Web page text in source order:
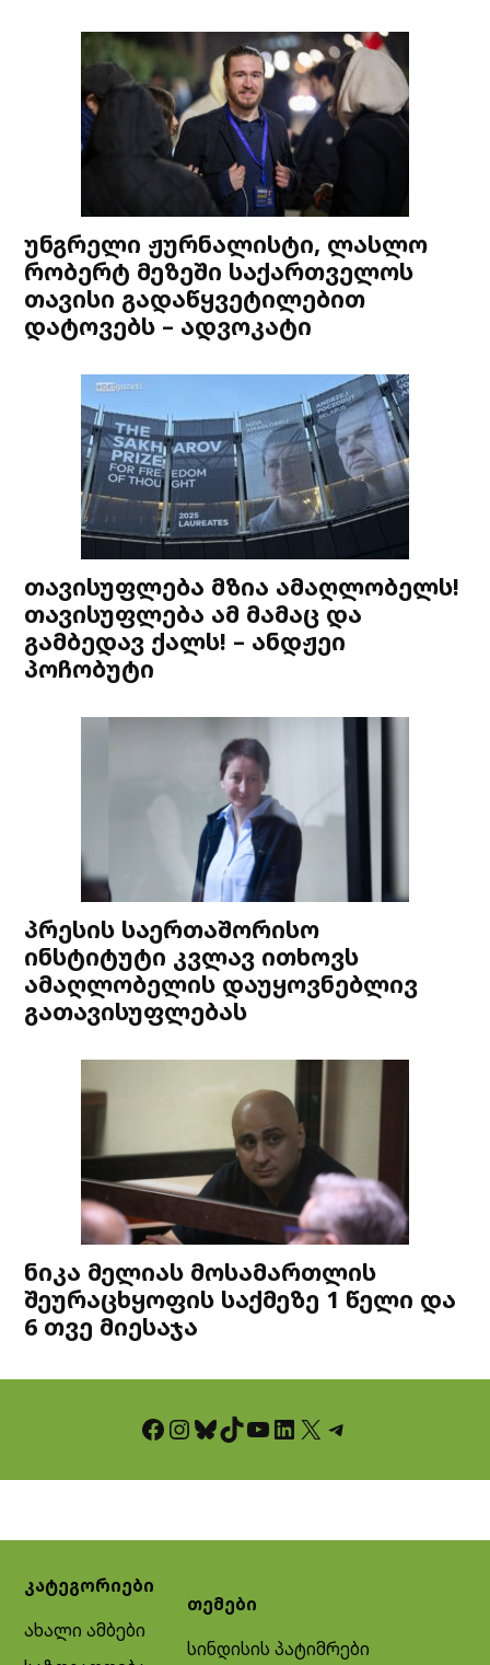
უნგრელი ჟურნალისტი, ლასლო
რობერტ მეზეში საქართველოს
თავისი გადაწყვეტილებით
დატოვებს – ადვოკატი
თავისუფლება მზია ამაღლობელს!
თავისუფლება ამ მამაც და
გამბედავ ქალს! – ანდჟეი
პოჩობუტი
პრესის საერთაშორისო
ინსტიტუტი კვლავ ითხოვს
ამაღლობელის დაუყოვნებლივ
გათავისუფლებას
ნიკა მელიას მოსამართლის
შეურაცხყოფის საქმეზე 1 წელი და
6 თვე მიესაჯა
Facebook InstagramBluesky TikTok YouTube LinkedIn X Telegram
კატეგორიები
ახალი ამბები
თემები
სინდისის პატიმრები